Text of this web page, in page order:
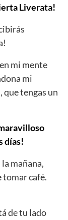
Liverata!
mi mente
mi
que tengas un
días!
mañana,
tomar café.
de tu lado